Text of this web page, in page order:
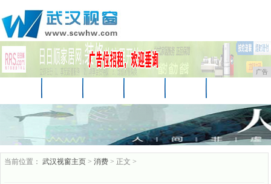
广告
家居 企业
当前位置： 武汉视窗主页 > 消费 > 正文 >